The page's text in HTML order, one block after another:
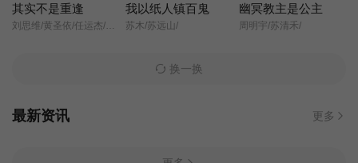
其实不是重逢 我以纸人镇百鬼
苏木/苏远山/
幽冥教主是公主
周明宇/苏清禾/
换一换
最新资讯 更多